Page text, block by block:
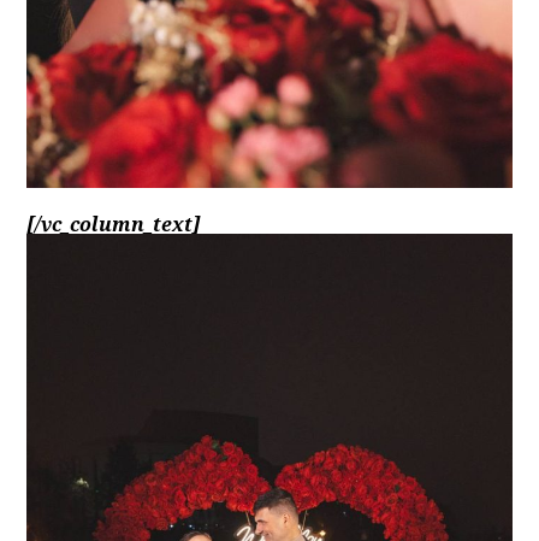
[/vc_column_text]